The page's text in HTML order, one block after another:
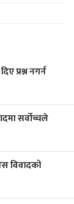
प्रश्न नगर्न
सर्वोच्चले
विवादको